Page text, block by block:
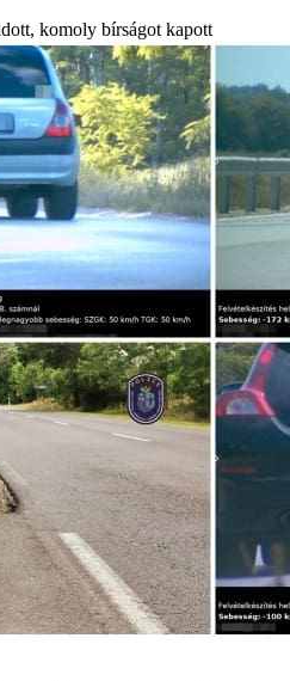
komoly bírságot kapott